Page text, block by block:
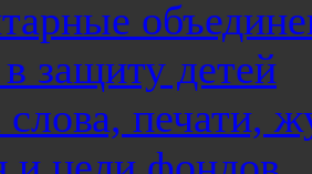
защиту детей
печати,